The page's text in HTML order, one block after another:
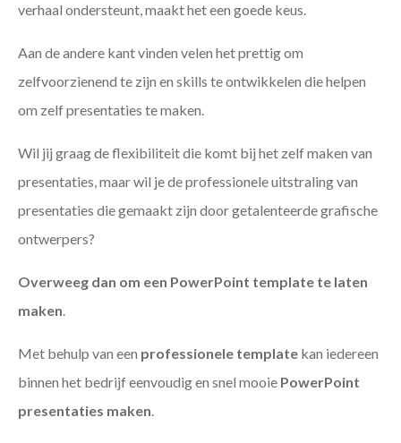
verhaal ondersteunt, maakt het een goede keus.
Aan de andere kant vinden velen het prettig om
zelfvoorzienend te zijn en skills te ontwikkelen die helpen
om zelf presentaties te maken.
Wil jij graag de flexibiliteit die komt bij het zelf maken van
presentaties, maar wil je de professionele uitstraling van
presentaties die gemaakt zijn door getalenteerde grafische
ontwerpers?
Overweeg dan om een PowerPoint template te laten
maken.
Met behulp van een professionele template kan iedereen
binnen het bedrijf eenvoudig en snel mooie PowerPoint
presentaties maken.